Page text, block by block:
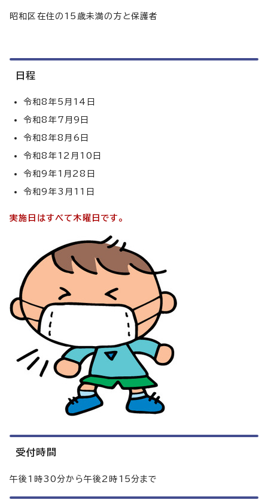
昭和区在住の15歳未満の方と保護者
日程
令和8年5月14日
令和8年7月9日
令和8年8月6日
令和8年12月10日
令和9年1月28日
令和9年3月11日
実施日はすべて木曜日です。
受付時間
午後1時30分から午後2時15分まで